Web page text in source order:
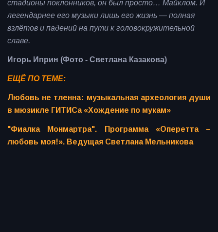
стадионы поклонников, он был просто… Майклом. И
легендарнее его музыки лишь его жизнь — полная
взлётов и падений на пути к головокружительной
славе.
Игорь Иприн (Фото - Светлана Казакова)
ЕЩЁ ПО ТЕМЕ:
Любовь не тленна: музыкальная археология души
в мюзикле ГИТИСа «Хождение по мукам»
"Фиалка Монмартра". Программа «Оперетта –
любовь моя!». Ведущая Светлана Мельникова